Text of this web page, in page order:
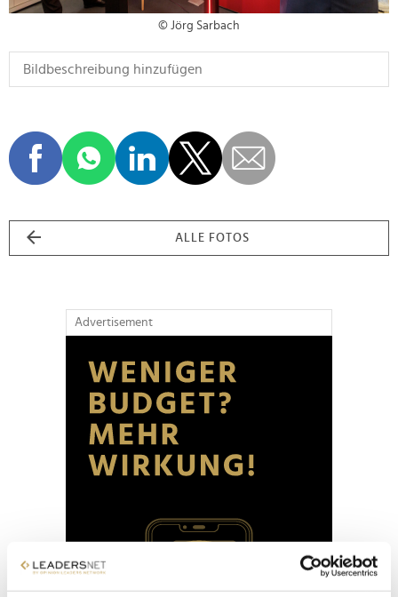
© Jörg Sarbach
ALLE FOTOS
Advertisement